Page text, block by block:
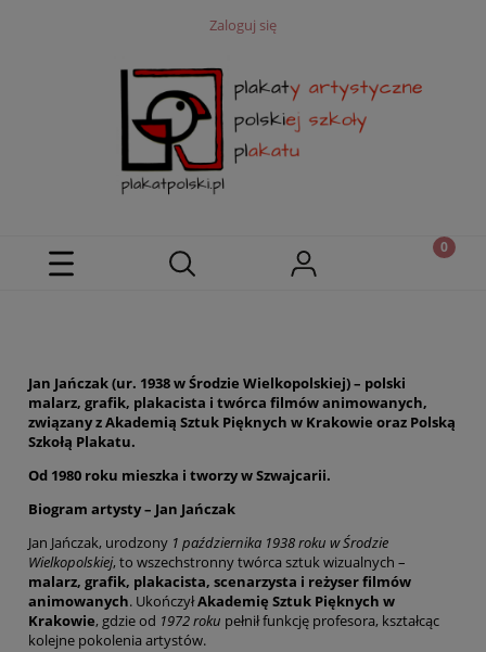
Zaloguj się
Jan Jańczak (ur. 1938 w Środzie Wielkopolskiej) – polski
malarz, grafik, plakacista i twórca filmów animowanych,
związany z Akademią Sztuk Pięknych w Krakowie oraz Polską
Szkołą Plakatu.
Od 1980 roku mieszka i tworzy w Szwajcarii.
Biogram artysty – Jan Jańczak
Jan Jańczak, urodzony 1 października 1938 roku w Środzie
Wielkopolskiej, to wszechstronny twórca sztuk wizualnych –
malarz, grafik, plakacista, scenarzysta i reżyser filmów
animowanych. UkończyłAkademię Sztuk Pięknych w
Krakowie, gdzie od 1972 roku pełnił funkcję profesora, kształcąc
kolejne pokolenia artystów.